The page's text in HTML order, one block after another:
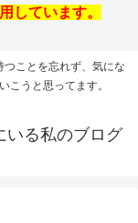
しています。
ことを忘れず、気にな
こうと思ってます。
いる私のブログ